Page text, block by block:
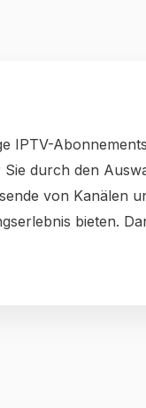
IPTV-
durch den
von Kanälen
bieten.